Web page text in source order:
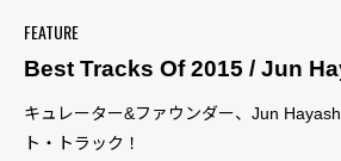
FEATURE
Best Tracks Of 2015 / Jun
キュレーター&ファウンダー、Jun
ト・トラック！